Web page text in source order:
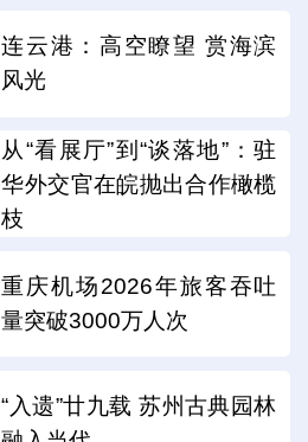
连云港：高空瞭望 赏海滨
风光
从“看展厅”到“谈落地”：驻
华外交官在皖抛出合作橄榄
枝
重庆机场2026年旅客吞吐
量突破3000万人次
“入遗”廿九载 苏州古典园林